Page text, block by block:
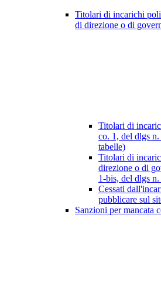
Titolari di incarichi
di direzione o di
Titolari di
co. 1, del dlgs
tabelle)
Titolari di
direzione o di
1-bis, del dlgs
Cessati
pubblicare sul
Sanzioni per mancata